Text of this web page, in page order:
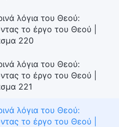
λόγια του Θεού:
το έργο του Θεού |
220
λόγια του Θεού:
το έργο του Θεού |
221
λόγια του Θεού:
το έργο του Θεού |